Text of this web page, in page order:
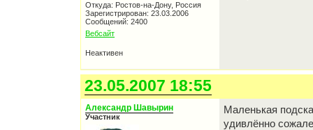
Откуда: Ростов-на-Дону, Россия
Зарегистрирован: 23.03.2006
Сообщений: 2400
Вебсайт
Неактивен
23.05.2007 18:55
Александр Шавырин
Участник
Маленькая
удивлённо